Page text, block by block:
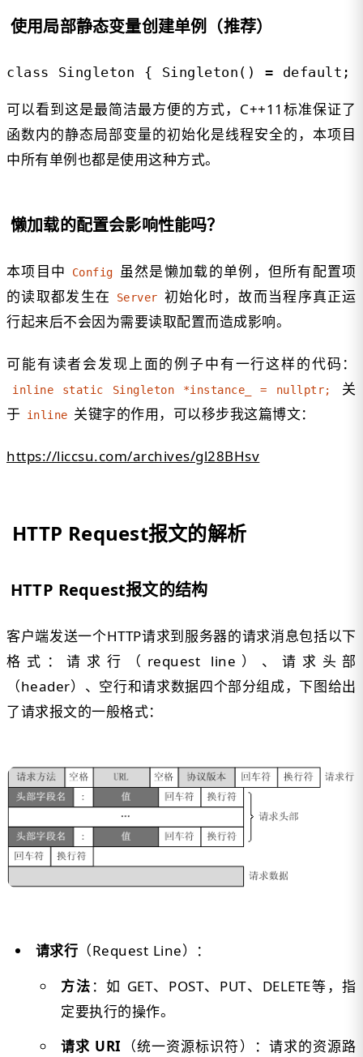
使用局部静态变量创建单例（推荐）
class Singleton { Singleton() = default;
可以看到这是最简洁最方便的方式，C++11标准保证了
函数内的静态局部变量的初始化是线程安全的，本项目
中所有单例也都是使用这种方式。
懒加载的配置会影响性能吗？
本项目中 Config
虽然是懒加载的单例，但所有配置项
的读取都发生在
Server 初始化时，故而当程序真正运
行起来后不会因为需要读取配置而造成影响。
可能有读者会发现上面的例子中有一行这样的代码：
inline static Singleton *instance_ = nullptr;
关
于
inline 关键字的作用，可以移步我这篇博文：
https://liccsu.com/archives/gl28BHsv
HTTP Request报文的解析
HTTP Request报文的结构
客户端发送一个HTTP请求到服务器的请求消息包括以下
格式：请求行（request line）、请求头部
（header）、空行和请求数据四个部分组成，下图给出
了请求报文的一般格式：
请求行 （Request Line）：
方法 ：如 GET、POST、PUT、DELETE等，指
定要执行的操作。
请求 URI （统一资源标识符）：请求的资源路